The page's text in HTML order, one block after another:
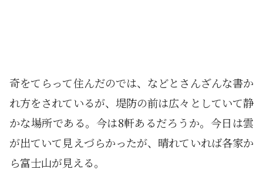
奇をてらって住んだのでは、などとさんざんな書か
れ方をされているが、堤防の前は広々としていて静
かな場所である。今は8軒あるだろうか。今日は雲
が出ていて見えづらかったが、晴れていれば各家か
ら富士山が見える。